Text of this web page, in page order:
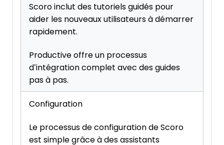
Scoro inclut des tutoriels guidés pour
aider les nouveaux utilisateurs à démarrer
rapidement.
Productive offre un processus
d’intégration complet avec des guides
pas à pas.
Configuration
Le processus de configuration de Scoro
est simple grâce à des assistants